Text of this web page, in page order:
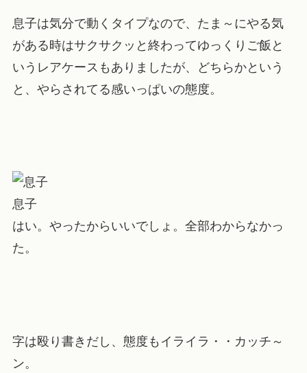
息子は気分で動くタイプなので、たま～にやる気
がある時はサクサクッと終わってゆっくりご飯と
いうレアケースもありましたが、どちらかという
と、やらされてる感いっぱいの態度。
息子
はい。やったからいいでしょ。全部わからなかっ
た。
字は殴り書きだし、態度もイライラ・・カッチ～
ン。